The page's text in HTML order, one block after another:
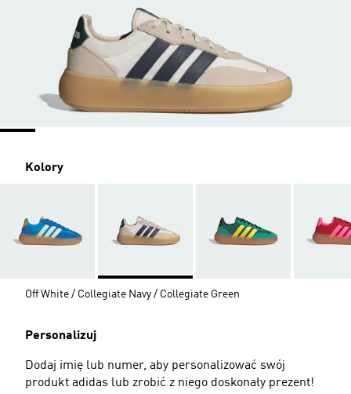
Kolory
Off White / Collegiate Navy / Collegiate Green
Personalizuj
Dodaj imię lub numer, aby personalizować swój
produkt adidas lub zrobić z niego doskonały prezent!